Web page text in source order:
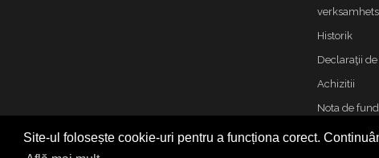
Site-ul folosește cookie-uri pentru a funcționa corect.
Historik
Declaraţii de
Achizitii
Nota de
Kontakta oss